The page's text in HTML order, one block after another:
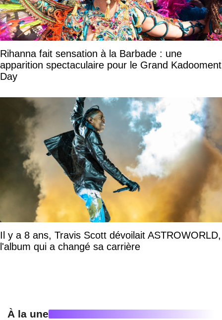
Rihanna fait sensation à la Barbade : une
apparition spectaculaire pour le Grand Kadooment
Day
Il y a 8 ans, Travis Scott dévoilait ASTROWORLD,
l'album qui a changé sa carrière
À la une